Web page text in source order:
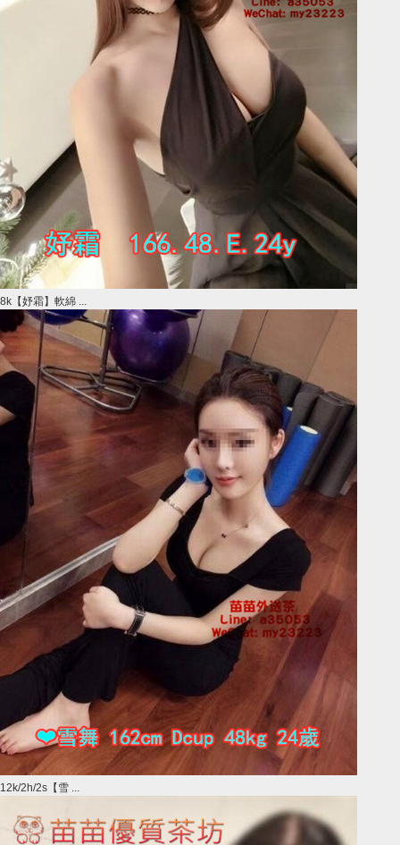
8k【妤霜】軟綿 ...
12k/2h/2s【雪 ...